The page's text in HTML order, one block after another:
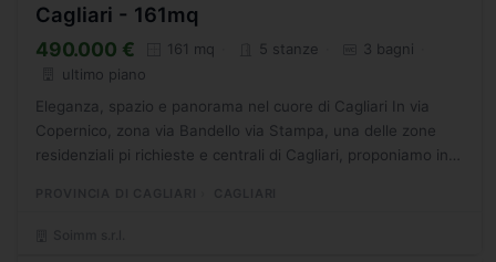
Cagliari - 161mq
490.000 € 161 mq 5 stanze
3 bagni
ultimo piano
Eleganza, spazio e panorama nel cuore di Cagliari In via
Copernico, zona via Bandello via Stampa, una delle zone
residenziali pi richieste e centrali di Cagliari, proponiamo in